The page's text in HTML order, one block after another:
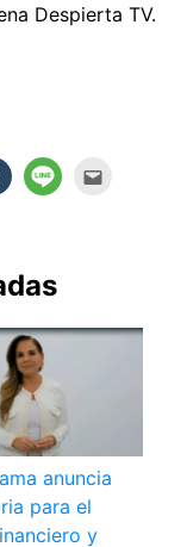
Despierta TV.
anuncia
para el
y